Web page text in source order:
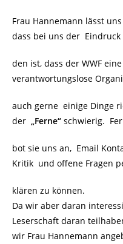
Frau Hannemann lässt
dass bei uns der Eindruck
den ist, dass der WWF
verantwortungslose
auch gerne einige Dinge
der
„Ferne“ schwierig.
bot sie uns an, Email
Kritik und offene Fragen
klären zu können.
Da wir aber daran
Leserschaft daran
wir Frau Hannemann